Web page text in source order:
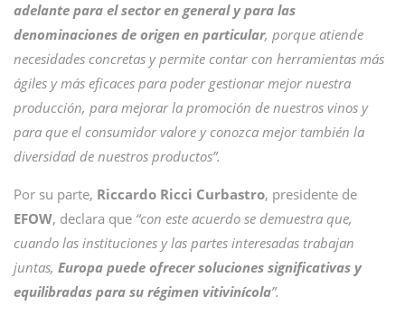
adelante para el sector en general y para las
denominaciones de origen en particular, porque atiende
necesidades concretas y permite contar con herramientas más
ágiles y más eficaces para poder gestionar mejor nuestra
producción, para mejorar la promoción de nuestros vinos y
para que el consumidor valore y conozca mejor también la
diversidad de nuestros productos”.
Por su parte, Riccardo Ricci Curbastro, presidente de
EFOW, declara que “con este acuerdo se demuestra que,
cuando las instituciones y las partes interesadas trabajan
juntas, Europa puede ofrecer soluciones significativas y
equilibradas para su régimen vitivinícola”.